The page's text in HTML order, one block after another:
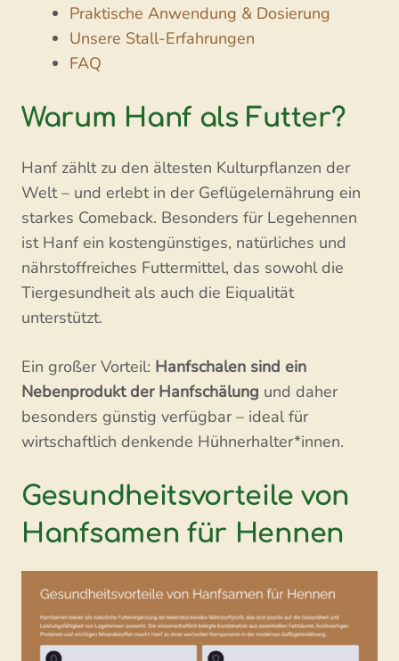
Praktische Anwendung & Dosierung
Unsere Stall-Erfahrungen
FAQ
Warum Hanf als Futter?
Hanf zählt zu den ältesten Kulturpflanzen der
Welt – und erlebt in der Geflügelernährung ein
starkes Comeback. Besonders für Legehennen
ist Hanf ein kostengünstiges, natürliches und
nährstoffreiches Futtermittel, das sowohl die
Tiergesundheit als auch die Eiqualität
unterstützt.
Ein großer Vorteil: Hanfschalen sind ein
Nebenprodukt der Hanfschälung und daher
besonders günstig verfügbar – ideal für
wirtschaftlich denkende Hühnerhalter*innen.
Gesundheitsvorteile von
Hanfsamen für Hennen